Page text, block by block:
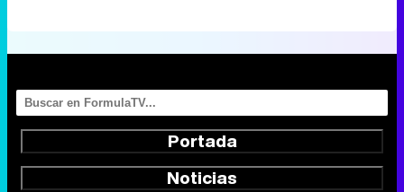
Portada
Noticias